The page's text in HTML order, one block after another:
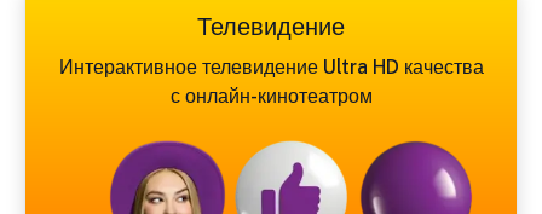
Телевидение
Интерактивное телевидение Ultra HD качества
с онлайн-кинотеатром